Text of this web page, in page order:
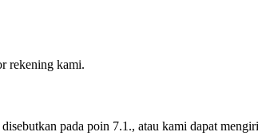
rekening kami.
pada poin 7.1., atau kami dapat